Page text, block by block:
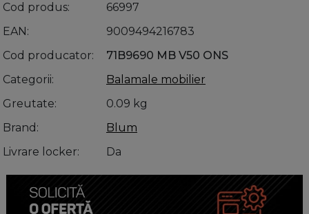
Cod produs
66997
EAN
9009494216783
Cod producator
71B9690 MB V50 ONS
Categorii
Balamale mobilier
Greutate
0.09 kg
Brand
Blum
Livrare locker
Da